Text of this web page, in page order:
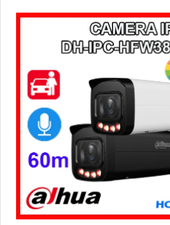
khe thẻ nhớ lên đến 512GB